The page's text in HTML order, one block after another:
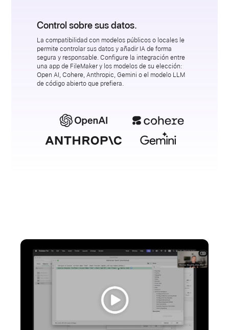
Control sobre sus datos.
La compatibilidad con modelos públicos o locales le
permite controlar sus datos y añadir IA de forma
segura y responsable. Configure la integración entre
una app de FileMaker y los modelos de su elección:
Open AI, Cohere, Anthropic, Gemini o el modelo LLM
de código abierto que prefiera.